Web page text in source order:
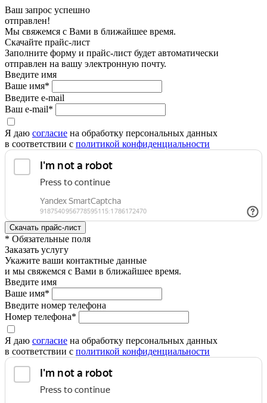
Ваш запрос успешно
отправлен!
Мы свяжемся с Вами в ближайшее время.
Скачайте прайс-лист
Заполните форму и прайс-лист будет автоматически
отправлен на вашу электронную почту.
Введите имя
Ваше имя*
Введите e-mail
Ваш e-mail*
Я даю согласие на обработку персональных данных
в соответствии с политикой конфиденциальности
* Обязательные поля
Заказать услугу
Укажите ваши контактные данные
и мы свяжемся с Вами в ближайшее время.
Введите имя
Ваше имя*
Введите номер телефона
Номер телефона*
Я даю согласие на обработку персональных данных
в соответствии с политикой конфиденциальности